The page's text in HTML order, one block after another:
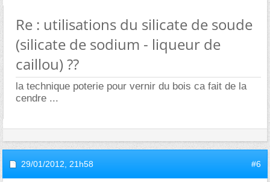
Re : utilisations du silicate de soude
(silicate de sodium - liqueur de
caillou) ??
la technique poterie pour vernir du bois ca fait de la
cendre ...
29/01/2012, 21h58 #6